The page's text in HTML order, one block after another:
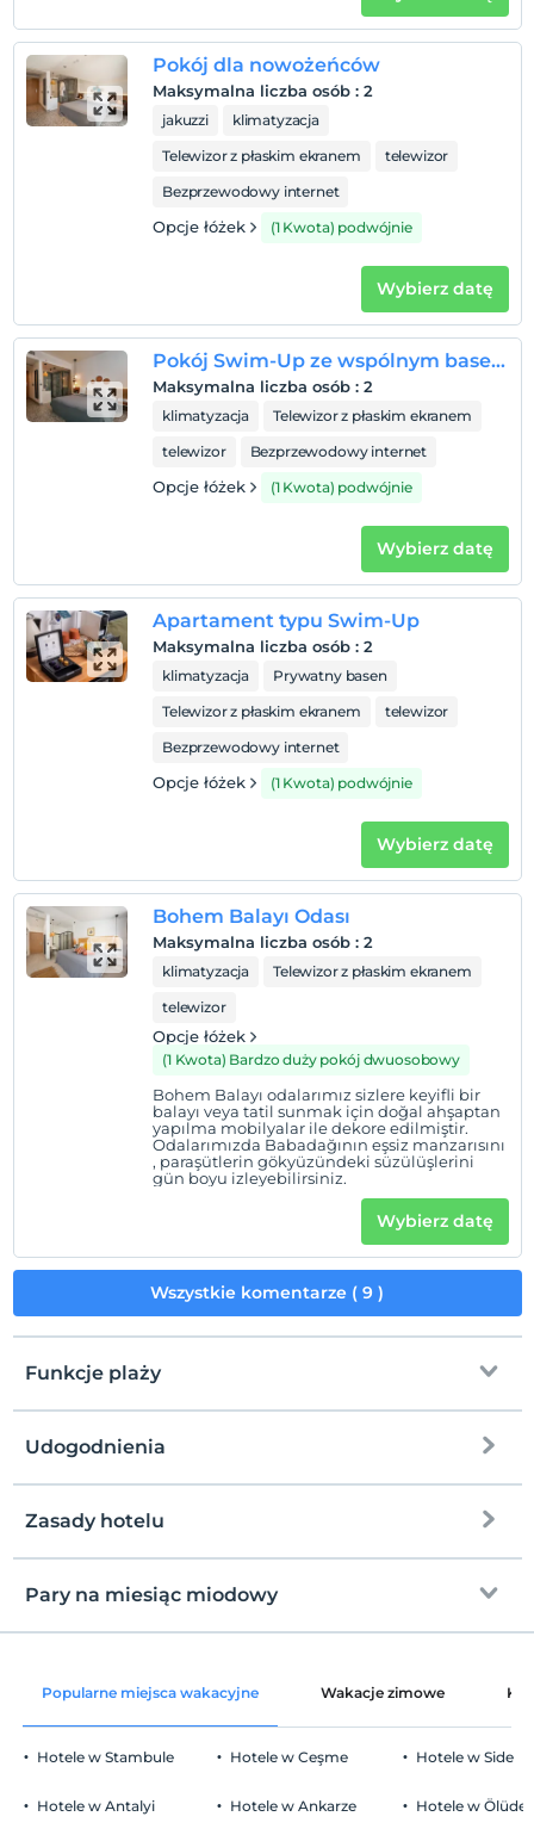
Pokój dla nowożeńców
Maksymalna liczba osób : 2
jakuzzi
klimatyzacja
Telewizor z płaskim ekranem
telewizor
Bezprzewodowy internet
Opcje łóżek (1 Kwota) podwójnie
Wybierz datę
Pokój Swim-Up ze wspólnym basenem
Maksymalna liczba osób : 2
klimatyzacja
Telewizor z płaskim ekranem
telewizor
Bezprzewodowy internet
Opcje łóżek (1 Kwota) podwójnie
Wybierz datę
Apartament typu Swim-Up
Maksymalna liczba osób : 2
klimatyzacja
Prywatny basen
Telewizor z płaskim ekranem
telewizor
Bezprzewodowy internet
Opcje łóżek (1 Kwota) podwójnie
Wybierz datę
Bohem Balayı Odası
Maksymalna liczba osób : 2
klimatyzacja
Telewizor z płaskim ekranem
telewizor
Opcje łóżek
(1 Kwota) Bardzo duży pokój dwuosobowy
Bohem Balayı odalarımız sizlere keyifli bir
balayı veya tatil sunmak için doğal ahşaptan
yapılma mobilyalar ile dekore edilmiştir.
Odalarımızda Babadağının eşsiz manzarısını
, paraşütlerin gökyüzündeki süzülüşlerini
gün boyu izleyebilirsiniz.
Wybierz datę
Wszystkie komentarze ( 9 )
Funkcje plaży
na plażę
Plaża żwirowa
plaża piaskowa
Niebieska flaga
Płytkie morze na brzegu
Udogodnienia
wolny wifi
Zasady hotelu
Zameldować się
Po 14:00
Wymeldować się
Zwierzęta
Dzieci)
Pary na miesiąc miodowy
Serwis do wina w pokoju
dekoracja pokoju
Popularne miejsca wakacyjne Wakacje zimowe
Hotele w Stambule
Hotele w Antalyi
Hotele w Ceşme
Hotele w Ankarze
Hotele w Side
Hotele w